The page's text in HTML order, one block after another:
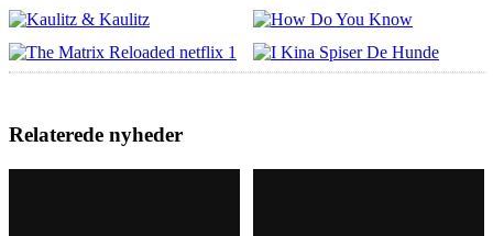
Relaterede nyheder